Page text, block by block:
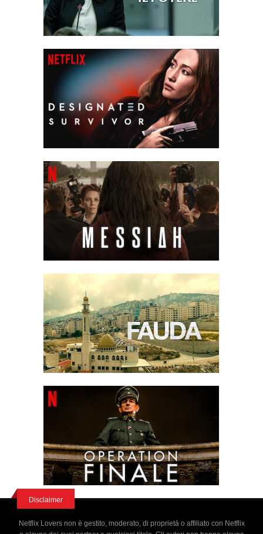
Disclaimer
Netflix Lovers non è gestito, moderato, di proprietà o affiliato con Netflix